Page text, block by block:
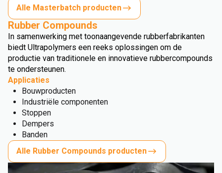
Alle Masterbatch producten
Rubber Compounds
In samenwerking met toonaangevende rubberfabrikanten
biedt Ultrapolymers een reeks oplossingen om de
productie van traditionele en innovatieve rubbercompounds
te ondersteunen.
Applicaties
Bouwproducten
Industriële componenten
Stoppen
Dempers
Banden
Alle Rubber Compounds producten